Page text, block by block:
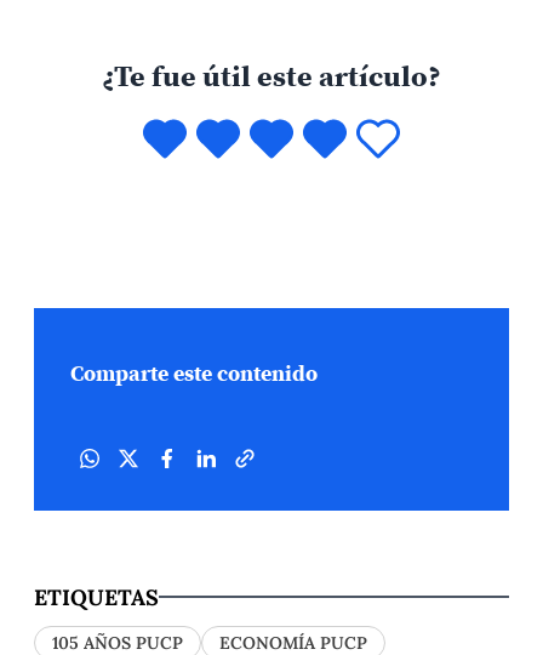
¿Te fue útil este artículo?
Comparte este contenido
ETIQUETAS
105 AÑOS PUCP
ECONOMÍA PUCP